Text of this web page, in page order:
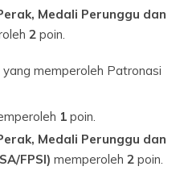
Medali Perunggu dan
2 poin.
yang memperoleh Patronasi
1poin.
Medali Perunggu dan
FPSI) memperoleh 2poin.